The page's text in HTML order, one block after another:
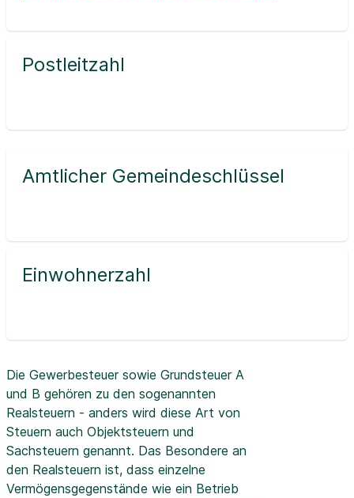
Postleitzahl
Amtlicher Gemeindeschlüssel
Einwohnerzahl
Die Gewerbesteuer sowie Grundsteuer A
und B gehören zu den sogenannten
Realsteuern - anders wird diese Art von
Steuern auch Objektsteuern und
Sachsteuern genannt. Das Besondere an
den Realsteuern ist, dass einzelne
Vermögensgegenstände wie ein Betrieb